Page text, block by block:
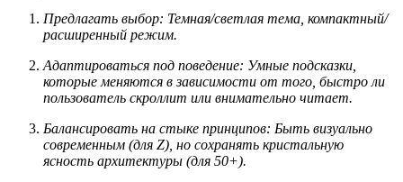
Предлагать выбор: Темная/светлая тема, компактный/
расширенный режим.
Адаптироваться под поведение: Умные подсказки,
которые меняются в зависимости от того, быстро ли
пользователь скроллит или внимательно читает.
Балансировать на стыке принципов: Быть визуально
современным (для Z), но сохранять кристальную
ясность архитектуры (для 50+).